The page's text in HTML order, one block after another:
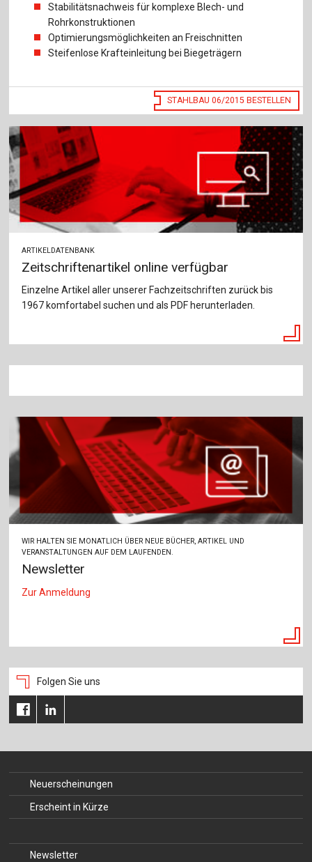
Stabilitätsnachweis für komplexe Blech- und
Rohrkonstruktionen
Optimierungsmöglichkeiten an Freischnitten
Steifenlose Krafteinleitung bei Biegeträgern
STAHLBAU 06/2015 BESTELLEN
ARTIKELDATENBANK
Zeitschriftenartikel online verfügbar
Einzelne Artikel aller unserer Fachzeitschriften zurück bis
1967 komfortabel suchen und als PDF herunterladen.
WIR HALTEN SIE MONATLICH ÜBER NEUE BÜCHER, ARTIKEL UND
VERANSTALTUNGEN AUF DEM LAUFENDEN.
Newsletter
Zur Anmeldung
Folgen Sie uns
Neuerscheinungen
Erscheint in Kürze
Newsletter